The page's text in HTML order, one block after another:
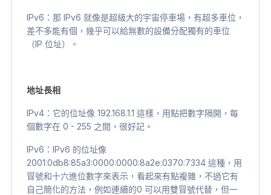
IPv6：那 IPv6 就像是超級大的宇宙停車場，有超多車位，
差不多能有個，幾乎可以給無數的設備分配獨有的車位
（IP 位址）。
地址長相
IPv4：它的位址像 192.168.1.1 這樣，用點把數字隔開，每
個數字在 0 - 255 之間，很好記。
IPv6：IPv6 的位址像
2001:0db8:85a3:0000:0000:8a2e:0370:7334 這種，用
冒號和十六進位數字來表示，看起來有點複雜，不過它有
自己簡化的方法，例如連續的0 可以用雙冒號代替，但一